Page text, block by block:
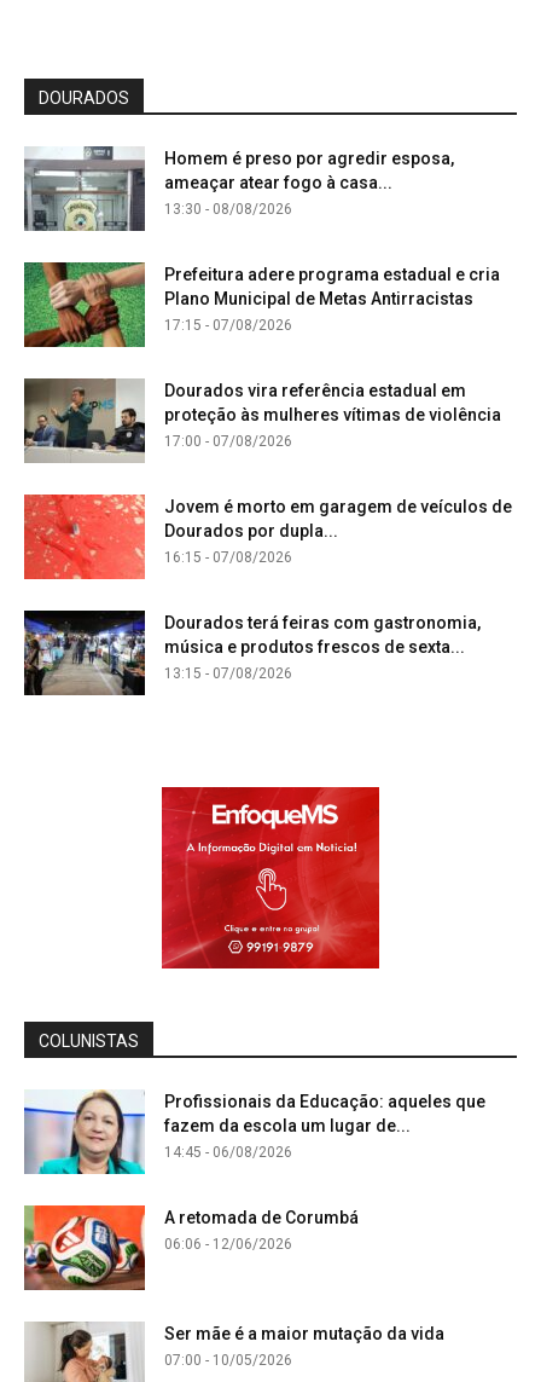
DOURADOS
Homem é preso por agredir esposa,
ameaçar atear fogo à casa...
13:30 - 08/08/2026
Prefeitura adere programa estadual e cria
Plano Municipal de Metas Antirracistas
17:15 - 07/08/2026
Dourados vira referência estadual em
proteção às mulheres vítimas de violência
17:00 - 07/08/2026
Jovem é morto em garagem de veículos de
Dourados por dupla...
16:15 - 07/08/2026
Dourados terá feiras com gastronomia,
música e produtos frescos de sexta...
13:15 - 07/08/2026
COLUNISTAS
Profissionais da Educação: aqueles que
fazem da escola um lugar de...
14:45 - 06/08/2026
A retomada de Corumbá
06:06 - 12/06/2026
Ser mãe é a maior mutação da vida
07:00 - 10/05/2026